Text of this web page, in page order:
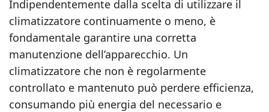
Indipendentemente dalla scelta di utilizzare il
climatizzatore continuamente o meno, è
fondamentale garantire una corretta
manutenzione dell’apparecchio. Un
climatizzatore che non è regolarmente
controllato e mantenuto può perdere efficienza,
consumando più energia del necessario e